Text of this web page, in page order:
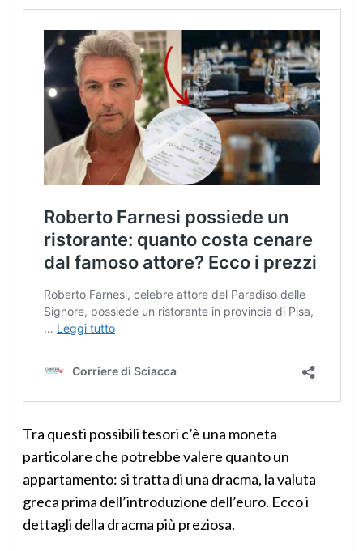
Tra questi possibili tesori c’è una moneta
particolare che potrebbe valere quanto un
appartamento: si tratta di una dracma, la valuta
greca prima dell’introduzione dell’euro. Ecco i
dettagli della dracma più preziosa.